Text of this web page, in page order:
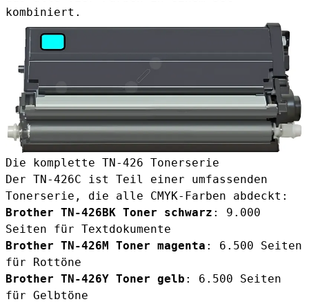
kombiniert.
Die komplette TN-426 Tonerserie
Der TN-426C ist Teil einer umfassenden
Tonerserie, die alle CMYK-Farben abdeckt:
Brother TN-426BK Toner schwarz : 9.000
Seiten für Textdokumente
Brother TN-426M Toner magenta : 6.500 Seiten
für Rottöne
Brother TN-426Y Toner gelb : 6.500 Seiten
für Gelbtöne